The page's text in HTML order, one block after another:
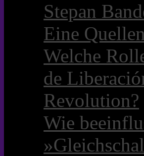
Stepan
Eine
Welche
de
Revolution?
Wie